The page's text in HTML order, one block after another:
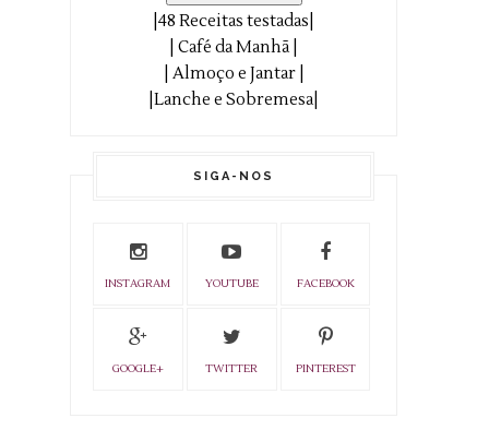
|48 Receitas testadas|
| Café da Manhã |
| Almoço e Jantar |
|Lanche e Sobremesa|
SIGA-NOS
INSTAGRAM YOUTUBE FACEBOOK
GOOGLE+ TWITTER PINTEREST